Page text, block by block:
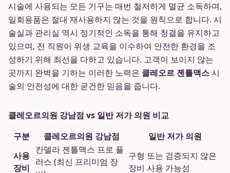
시술에 사용되는 모든 기구는 매번 철저하게 멸균 소독하며,
일회용품은 절대 재사용하지 않는 것을 원칙으로 합니다. 시
술실과 관리실 역시 정기적인 소독을 통해 청결을 유지하고
있으며, 전 직원이 위생 교육을 이수하여 안전한 환경을 조
성하기 위해 최선을 다하고 있습니다. 고객이 보이지 않는
곳까지 완벽을 기하는 이러한 노력은 클레오르 젠틀맥스시
술의 안전성에 대한 굳건한 믿음을 줍니다.
클레오르의원 강남점 vs 일반 저가 의원 비교
구분
클레오르의원 강남점
일반 저가 의원
사용
장비
칸델라 젠틀맥스 프로 플
러스 (최신 프리미엄 장
구형 또는 검증되지 않은
장비 사용 가능성